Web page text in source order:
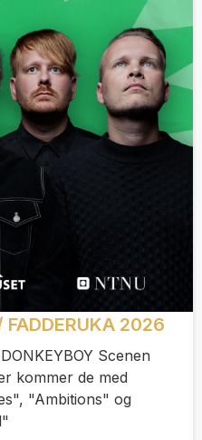
FADDERUKA 2026
Scenen
kommer de med
"Ambitions" og